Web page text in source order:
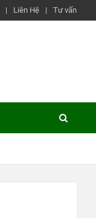
Liên Hệ Tư vấn